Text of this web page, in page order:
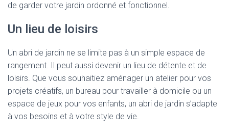
de garder votre jardin ordonné et fonctionnel.
Un lieu de loisirs
Un abri de jardin ne se limite pas à un simple espace de
rangement. Il peut aussi devenir un lieu de détente et de
loisirs. Que vous souhaitiez aménager un atelier pour vos
projets créatifs, un bureau pour travailler à domicile ou un
espace de jeux pour vos enfants, un abri de jardin s’adapte
à vos besoins et à votre style de vie.